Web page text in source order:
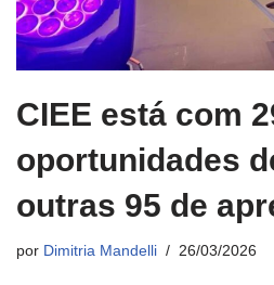
CIEE está com
oportunidades
outras 95 de
por Dimitria Mandelli 26/03/2026